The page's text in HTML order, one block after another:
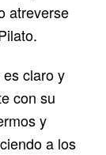
atreverse
claro y
con su
y
a los